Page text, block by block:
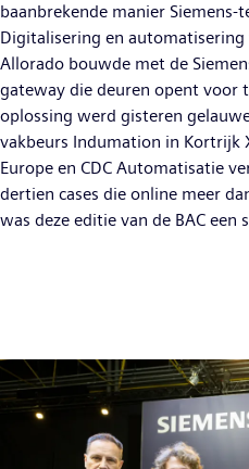
baanbrekende manier
Digitalisering en
Allorado bouwde met de
gateway die deuren opent voor
oplossing werd gisteren
vakbeurs Indumation in Kortrijk
Europe en CDC Automatisatie
dertien cases die online meer
was deze editie van de BAC een